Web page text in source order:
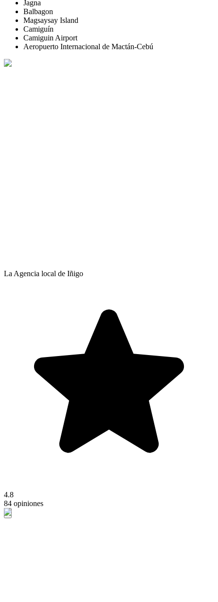
Jagna
Balbagon
Magsaysay Island
Camiguín
Camiguin Airport
Aeropuerto Internacional de Mactán-Cebú
La Agencia local de Iñigo
4.8
84 opiniones